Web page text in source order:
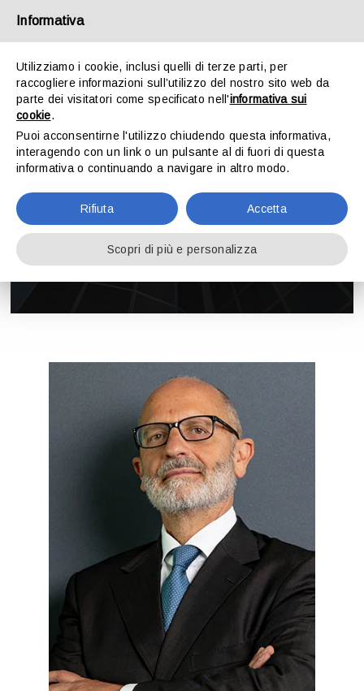
contenuto
Toggle
HOME
LO STUDIO
ATTIVITÀ
Bruno Meroni
Informativa
Utilizziamo i cookie, inclusi quelli di terze parti, per
raccogliere informazioni sull’utilizzo del nostro sito web da
parte dei visitatori come specificato nell'informativa sui
cookie.
Puoi acconsentirne l'utilizzo chiudendo questa informativa,
interagendo con un link o un pulsante al di fuori di questa
informativa o continuando a navigare in altro modo.
Rifiuta Accetta
Scopri di più e personalizza